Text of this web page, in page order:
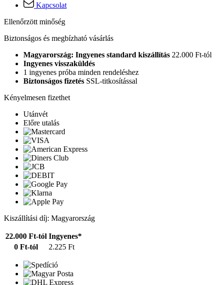
Kapcsolat
Ellenőrzött minőség
Biztonságos és megbízható vásárlás
Magyarország: Ingyenes standard kiszállítás 22.000 Ft-tól
Ingyenes visszaküldés
1 ingyenes próba minden rendeléshez
Biztonságos fizetés SSL-titkosítással
Kényelmesen fizethet
Utánvét
Előre utalás
Kiszállítási díj: Magyarország
22.000 Ft-tól Ingyenes*
0 Ft-tól
2.225 Ft